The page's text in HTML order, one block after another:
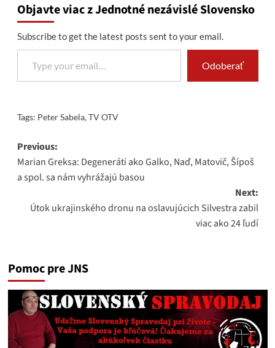
Objavte viac z Jednotné nezávislé Slovensko
Subscribe to get the latest posts sent to your email.
Type your email…
Odoberať
Tags: Peter Sabela,TV OTV
Post
navigation
Previous:
Marian Greksa: Degeneráti ako Galko, Naď, Matovič, Šípoš
a spol. sa nám vyhrážajú basou
Next:
Útok ukrajinského dronu na oslavujúcich Silvestra zabil
viac ako 24 ľudí
Pomoc pre JNS